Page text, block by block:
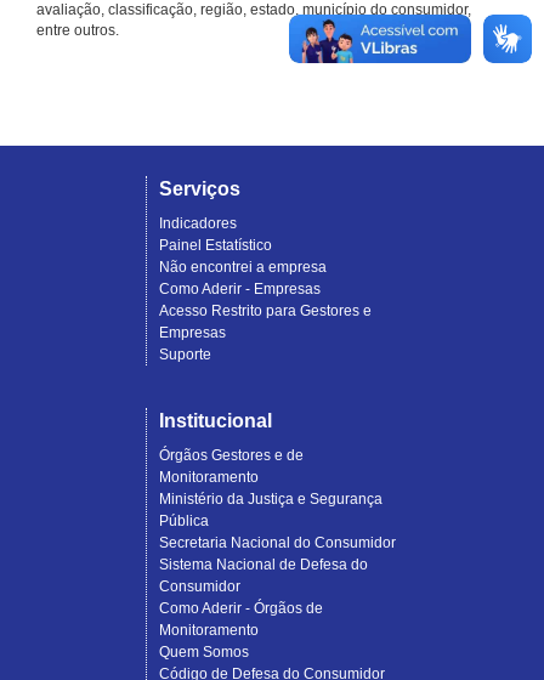
avaliação, classificação, região, estado, município do consumidor,
entre outros.
Serviços
Indicadores
Painel Estatístico
Não encontrei a empresa
Como Aderir - Empresas
Acesso Restrito para Gestores e
Empresas
Suporte
Institucional
Órgãos Gestores e de
Monitoramento
Ministério da Justiça e Segurança
Pública
Secretaria Nacional do Consumidor
Sistema Nacional de Defesa do
Consumidor
Como Aderir - Órgãos de
Monitoramento
Quem Somos
Código de Defesa do Consumidor